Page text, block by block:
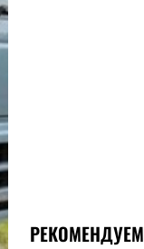
РЕКОМЕНДУЕМ